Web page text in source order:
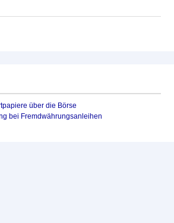
über die Börse
bei Fremdwährungsanleihen